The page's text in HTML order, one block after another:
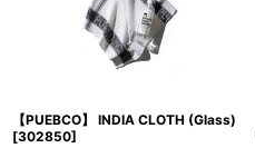
【PUEBCO】 INDIA CLOTH (Glass)
[302850]